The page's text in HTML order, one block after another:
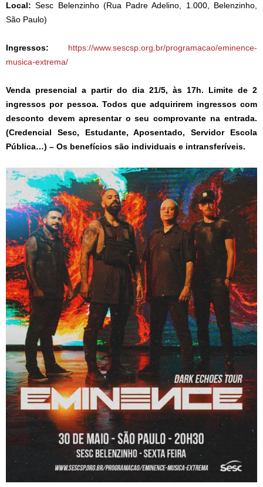
Local:Sesc Belenzinho (Rua Padre Adelino, 1.000, Belenzinho,
São Paulo)
Ingressos: https://www.sescsp.org.br/programacao/eminence-
musica-extrema/
Venda presencial a partir do dia 21/5, às 17h. Limite de 2
ingressos por pessoa. Todos que adquirirem ingressos com
desconto devem apresentar o seu comprovante na entrada.
(Credencial Sesc, Estudante, Aposentado, Servidor Escola
Pública…) – Os benefícios são individuais e intransferíveis.